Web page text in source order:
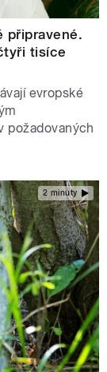
připravené.
tisíce
evropské
požadovaných
2 minuty